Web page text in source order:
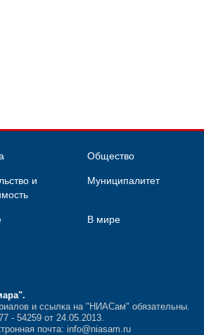
Общество
и
Муниципалитет
В мире
.
и ссылка на "НИАСам" обязательны.
- 54259 от 24.05.2013.
почта: info@niasam.ru